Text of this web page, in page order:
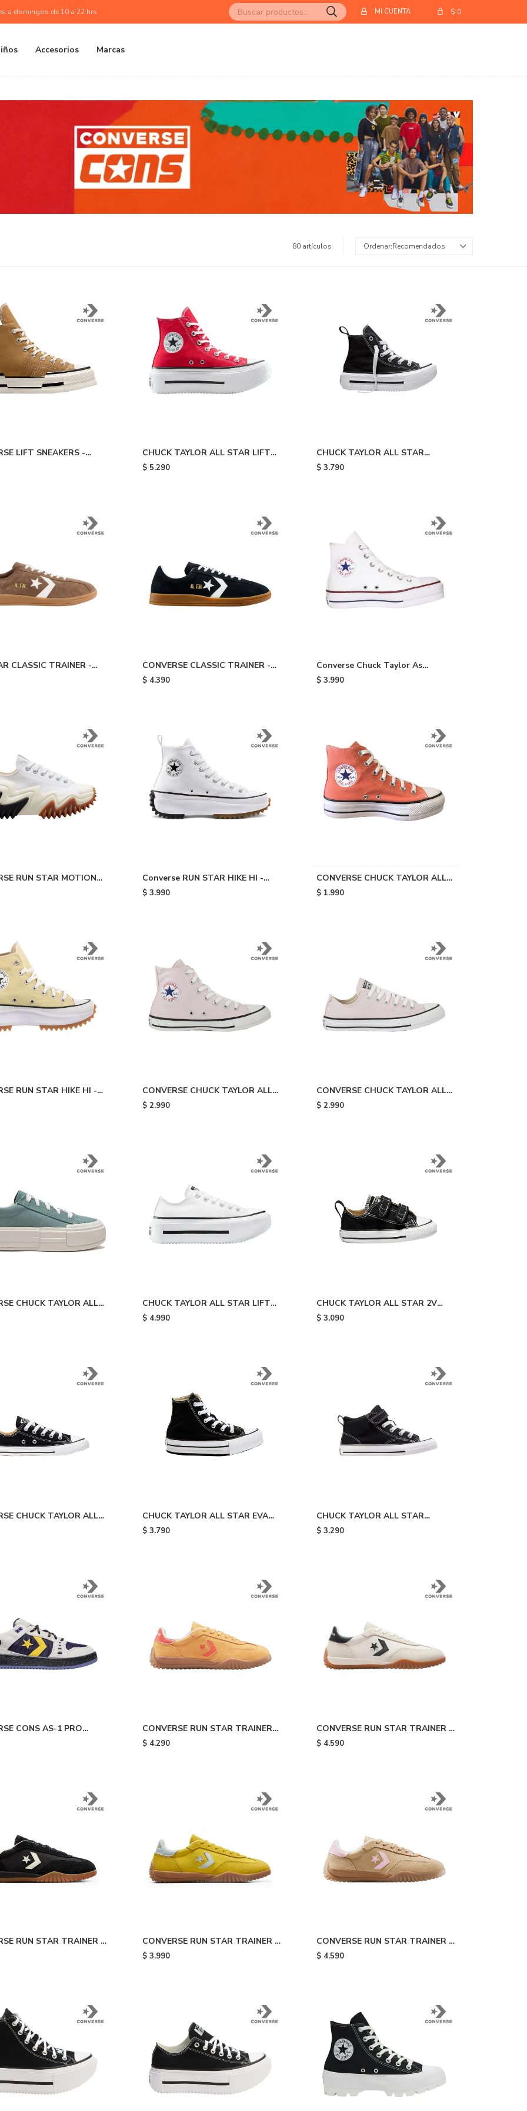
Accesorios Marcas
$ 0
a domingos de 10 a 22 hrs
80 artículos Recomendados
LIFT SNEAKERS -
CHUCK TAYLOR ALL STAR LIFT
DOUBLE STACK - Red
$ 5.290
CHUCK TAYLOR ALL STAR
DOUBLE STACK - Black White
$ 3.790
CLASSIC TRAINER -
CONVERSE CLASSIC TRAINER -
Black
$ 4.390
Converse Chuck Taylor As
Plataform HI - White
$ 3.990
RUN STAR MOTION
- White
Converse RUN STAR HIKE HI -
White
$ 3.990
CONVERSE CHUCK TAYLOR ALL
STAR LIFT - Orange
$ 1.990
RUN STAR HIKE HI -
CONVERSE CHUCK TAYLOR ALL
STAR - Pink
$ 2.990
CONVERSE CHUCK TAYLOR ALL
STAR - Green
$ 2.990
CHUCK TAYLOR ALL
- Light Blue/white
CHUCK TAYLOR ALL STAR LIFT
DOUBLE STACK - White & Black
$ 4.990
CHUCK TAYLOR ALL STAR 2V
CANVAS - Black
$ 3.090
CHUCK TAYLOR ALL
- Black
CHUCK TAYLOR ALL STAR EVA
LIFT PLATFORM - Black & White
$ 3.790
CHUCK TAYLOR ALL STAR
MALDEN STREET - Black & White
$ 3.290
CONS AS-1 PRO
CONVERSE RUN STAR TRAINER
OX - Electrolights Yellow
$ 4.290
CONVERSE RUN STAR TRAINER -
White
$ 4.590
RUN STAR TRAINER -
CONVERSE RUN STAR TRAINER -
Yellow
$ 3.990
CONVERSE RUN STAR TRAINER -
Beige
$ 4.590